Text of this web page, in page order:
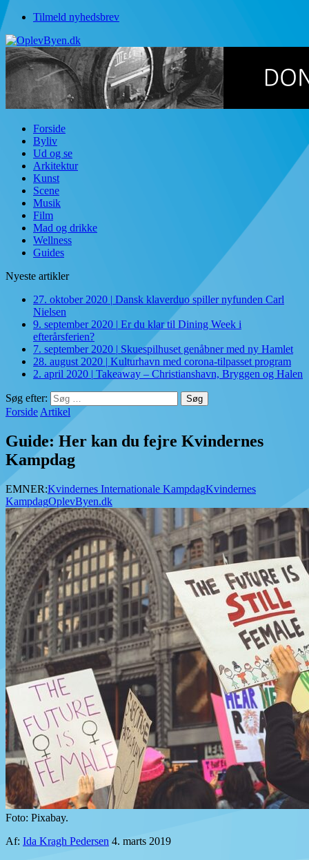
Tilmeld nyhedsbrev
Forside
Byliv
Ud og se
Arkitektur
Kunst
Scene
Musik
Film
Mad og drikke
Wellness
Guides
Nyeste artikler
27. oktober 2020 | Dansk klaverduo spiller nyfunden Carl
Nielsen
9. september 2020 | Er du klar til Dining Week i
efterårsferien?
7. september 2020 | Skuespilhuset genåbner med ny Hamlet
28. august 2020 | Kulturhavn med corona-tilpasset program
2. april 2020 | Takeaway – Christianshavn, Bryggen og Halen
Søg efter:
Forside Artikel
Guide: Her kan du fejre Kvindernes
Kampdag
EMNER:Kvindernes Internationale KampdagKvindernes
KampdagOplevByen.dk
Foto: Pixabay.
Af: Ida Kragh Pedersen 4. marts 2019